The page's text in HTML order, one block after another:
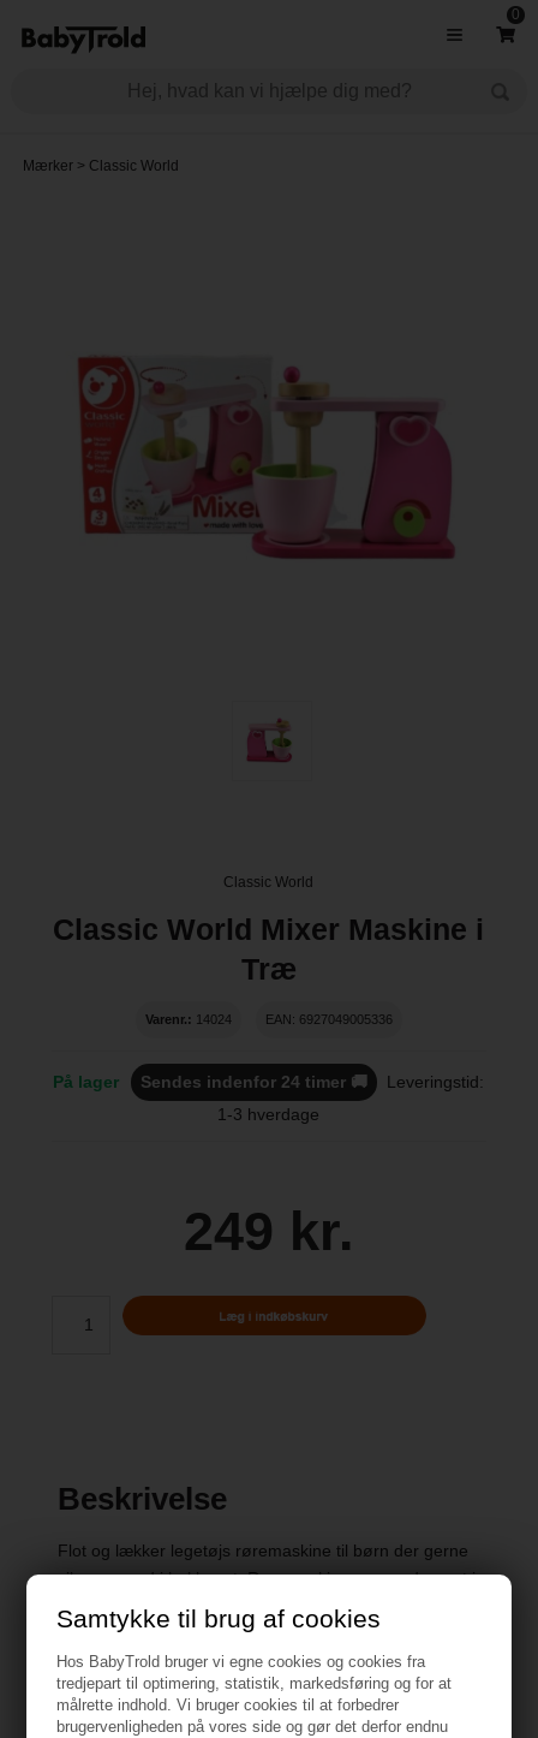
Samtykke til brug af cookies
Hos BabyTrold bruger vi egne cookies og cookies fra
tredjepart til optimering, statistik, markedsføring og for at
målrette indhold. Vi bruger cookies til at forbedrer
brugervenligheden på vores side og gør det derfor endnu
0
Mærker> Classic World
Classic World
Classic World Mixer Maskine i
Træ
Varenr.: 14024 EAN: 6927049005336
På lager Sendes indenfor 24 timer 🚚
Leveringstid:
1-3 hverdage
249 kr.
Beskrivelse
Flot og lækker legetøjs røremaskine til børn der gerne
vil være med i køkkenet. Røremaskinen er produceret i
træ og er lyserød/pink og betjenes manuelt ved at dreje
på toppen.